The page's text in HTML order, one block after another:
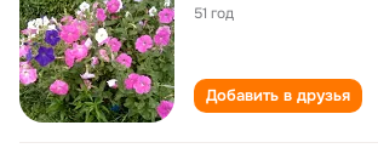
51 год
Добавить в друзья